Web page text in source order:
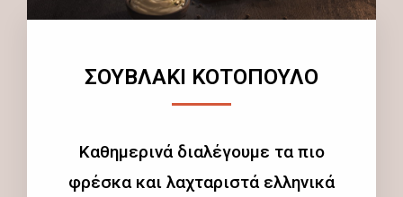
ΣΟΥΒΛΑΚΙ ΚΟΤΟΠΟΥΛΟ
Καθημερινά διαλέγουμε τα πιο
φρέσκα και λαχταριστά ελληνικά